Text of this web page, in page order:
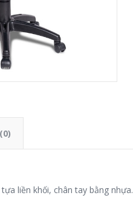
liền khối, chân tay bằng nhựa.